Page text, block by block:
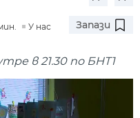
У нас Запази
в 21.30 по БНТ1